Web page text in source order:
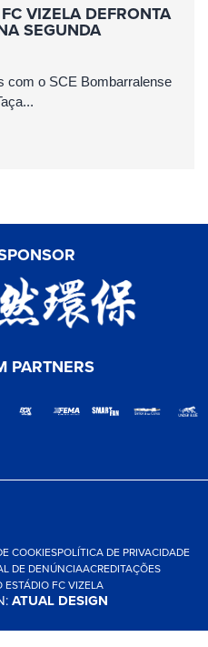
VIZELA DEFRONTA
SEGUNDA
com o SCE Bombarralense
PARTNERS
COOKIESPOLÍTICA DE PRIVACIDADE
DE DENÚNCIAACREDITAÇÕES
ESTÁDIO FC VIZELA
ATUAL DESIGN